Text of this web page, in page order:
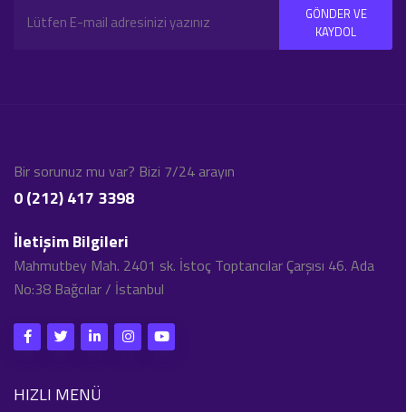
GÖNDER VE
KAYDOL
Bir sorunuz mu var? Bizi 7/24 arayın
0 (212) 417 3398
İletişim Bilgileri
Mahmutbey Mah. 2401 sk. İstoç Toptancılar Çarşısı 46. Ada
No:38 Bağcılar / İstanbul
HIZLI MENÜ